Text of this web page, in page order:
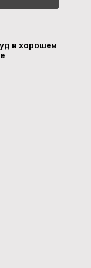
в хорошем